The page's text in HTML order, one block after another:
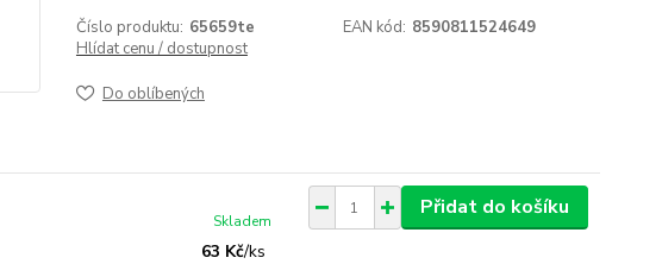
Číslo produktu: 65659te EAN kód: 8590811524649
Hlídat cenu / dostupnost
Do oblíbených
63 Kč/ks
Skladem
Přidat do košíku